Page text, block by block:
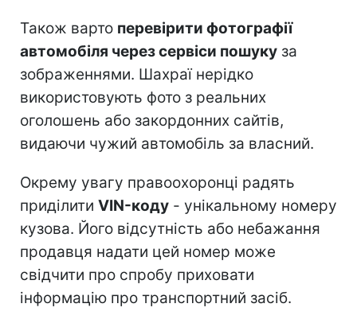
Також варто перевірити фотографії
автомобіля через сервіси пошуку за
зображеннями. Шахраї нерідко
використовують фото з реальних
оголошень або закордонних сайтів,
видаючи чужий автомобіль за власний.
Окрему увагу правоохоронці радять
приділити VIN-коду - унікальному номеру
кузова. Його відсутність або небажання
продавця надати цей номер може
свідчити про спробу приховати
інформацію про транспортний засіб.